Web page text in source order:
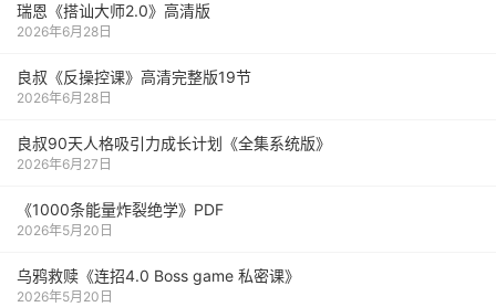
瑞恩《搭讪大师2.0》高清版
2026年6月28日
良叔《反操控课》高清完整版19节
2026年6月28日
良叔90天人格吸引力成长计划《全集系统版》
2026年6月27日
《1000‮能条‬‎量‮裂炸‬‎绝学》PDF
2026年5月20日
乌鸦救赎《连招4.0 Boss game 私密课》
2026年5月20日